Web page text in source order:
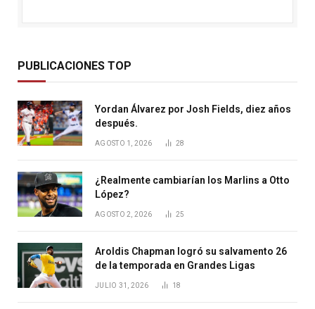
PUBLICACIONES TOP
Yordan Álvarez por Josh Fields, diez años
después.
AGOSTO 1, 2026 28
¿Realmente cambiarían los Marlins a Otto
López?
AGOSTO 2, 2026 25
Aroldis Chapman logró su salvamento 26
de la temporada en Grandes Ligas
JULIO 31, 2026 18